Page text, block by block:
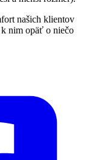
našich klientov
nim opäť o niečo